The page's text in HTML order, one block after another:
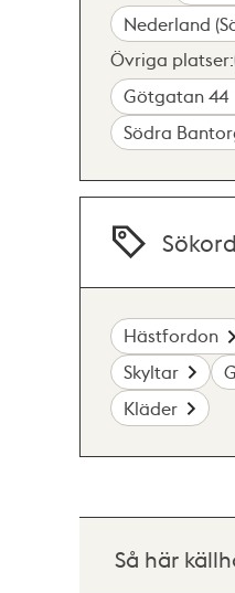
Nederland
Övriga platser:
Götgatan 44
Södra
Sökord
Hästfordon
Skyltar
Kläder
Så här